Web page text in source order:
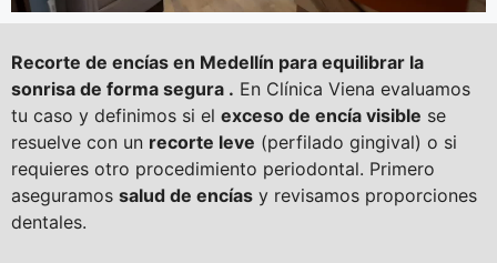
Recorte de encías en Medellín para equilibrar la
sonrisa de forma segura . En Clínica Viena evaluamos
tu caso y definimos si el exceso de encía visible se
resuelve con un recorte leve (perfilado gingival) o si
requieres otro procedimiento periodontal. Primero
aseguramos salud de encías y revisamos proporciones
dentales.